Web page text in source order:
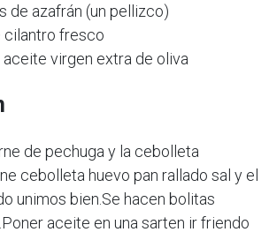
de azafrán (un pellizco)
cilantro fresco
aceite virgen extra de oliva
de pechuga y la cebolleta
cebolleta huevo pan rallado sal y el
unimos bien.Se hacen bolitas
aceite en una sarten ir friendo